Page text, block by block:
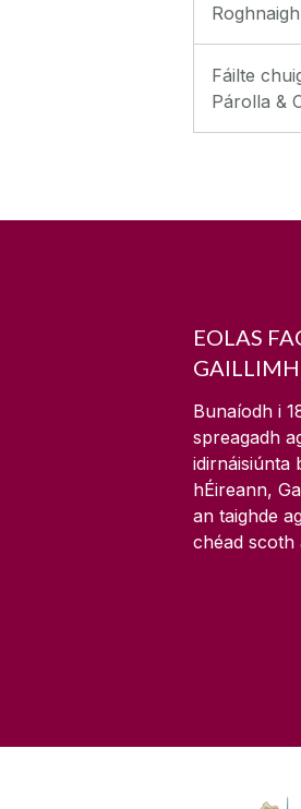
Fáilte
Párolla &
EOLAS
Bunaíodh i
spreagadh
idirnáisiúnta
hÉireann,
an taighde
chéad